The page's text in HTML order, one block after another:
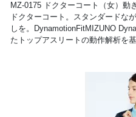
MZ-0175 ドクターコート（女）動
ドクターコート。スタンダードな
しを。DynamotionFitMIZUNO
たトップアスリートの動作解析を